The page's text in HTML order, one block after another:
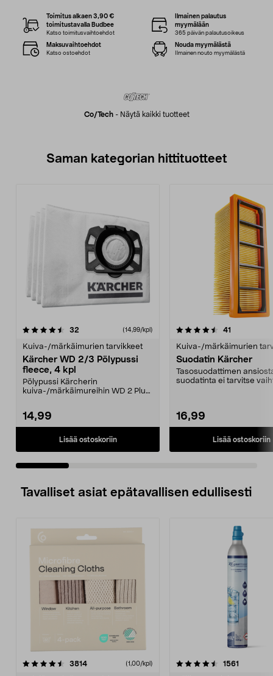
Co/tech- Näytä kaikki tuotteet
Toimitus alkaen 3,90 €
toimitustavalla Budbee
Katso toimitusvaihtoehdot
Ilmainen palautus
myymälään
365 päivän palautusoikeus
Maksuvaihtoehdot
Katso ostoehdot
Nouda myymälästä
Ilmainen nouto myymälästä
Saman kategorian hittituotteet
32 (14,99/kpl)
Kuiva-/märkäimurien tarvikkeet
Kärcher WD 2/3 Pölypussi
fleece, 4 kpl
Pölypussi Kärcherin
kuiva-/märkäimureihin WD 2 Plus,
14,99
Lisää ostoskoriin
4.5 viidestä
41
Kuiva-/märkäimurien
Suodatin Kärcher
Tasosuodattimen
suodatinta ei tarvitse
16,99
Lisää ostoskoriin
4.5 viidestä
Tavalliset asiat epätavallisen edullisesti
3814arvostelut (1,00/kpl)
4.5viidestä
1561
4.5viidestä